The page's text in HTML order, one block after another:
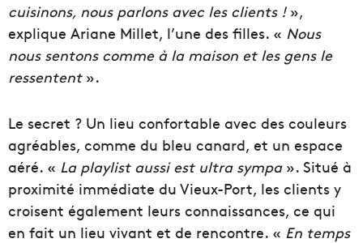
cuisinons, nous parlons avec les clients !»,
explique Ariane Millet, l’une des filles. « Nous
nous sentons comme à la maison et les gens le
ressentent».
Le secret ? Un lieu confortable avec des couleurs
agréables, comme du bleu canard, et un espace
aéré. « La playlist aussi est ultra sympa». Situé à
proximité immédiate du Vieux-Port, les clients y
croisent également leurs connaissances, ce qui
en fait un lieu vivant et de rencontre. « En temps